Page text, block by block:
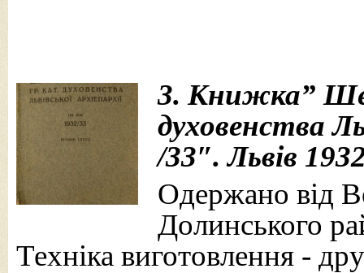
3. Книжка”
духовенства
/33″. Львів
Одержано від
Долинського
Техніка виготовлення -